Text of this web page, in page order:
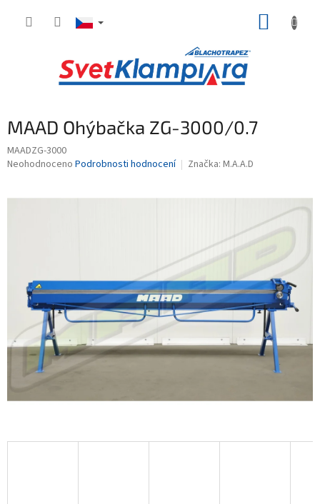
MAAD Ohýbačka ZG-3000/0.7
MAADZG-3000
Průměrné
Neohodnoceno Podrobnosti hodnocení Značka: M.A.A.D